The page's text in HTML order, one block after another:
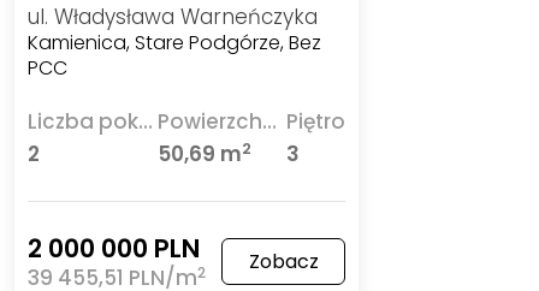
ul. Władysława Warneńczyka
Kamienica, Stare Podgórze, Bez
PCC
Liczba pokoi
2
Powierzchnia
50,69 m2
Piętro
3
2 000 000 PLN
39 455,51 PLN/m2 Zobacz